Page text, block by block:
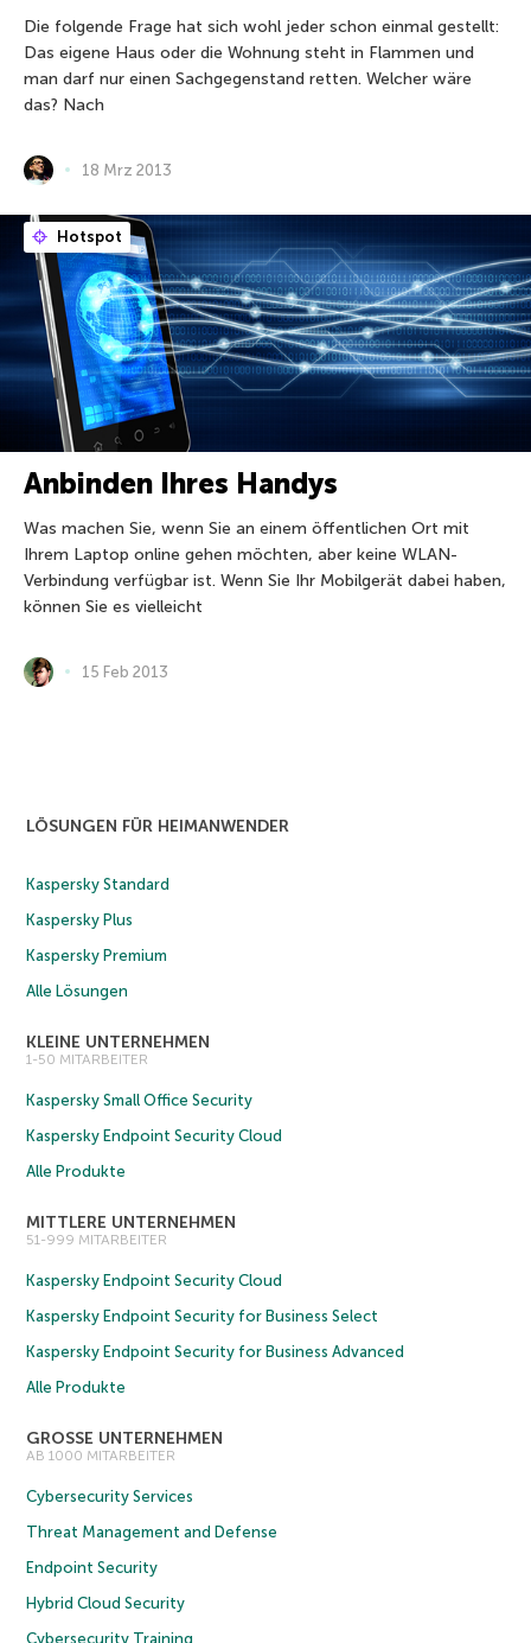
Die folgende Frage hat sich wohl jeder schon einmal gestellt:
Das eigene Haus oder die Wohnung steht in Flammen und
man darf nur einen Sachgegenstand retten. Welcher wäre
das? Nach
18 Mrz 2013
Hotspot
Anbinden Ihres Handys
Was machen Sie, wenn Sie an einem öffentlichen Ort mit
Ihrem Laptop online gehen möchten, aber keine WLAN-
Verbindung verfügbar ist. Wenn Sie Ihr Mobilgerät dabei haben,
können Sie es vielleicht
15 Feb 2013
LÖSUNGEN FÜR HEIMANWENDER
Kaspersky Standard
Kaspersky Plus
Kaspersky Premium
Alle Lösungen
KLEINE UNTERNEHMEN
1-50 MITARBEITER
Kaspersky Small Office Security
Kaspersky Endpoint Security Cloud
Alle Produkte
MITTLERE UNTERNEHMEN
51-999 MITARBEITER
Kaspersky Endpoint Security Cloud
Kaspersky Endpoint Security for Business Select
Kaspersky Endpoint Security for Business Advanced
Alle Produkte
GROSSE UNTERNEHMEN
AB 1000 MITARBEITER
Cybersecurity Services
Threat Management and Defense
Endpoint Security
Hybrid Cloud Security
Cybersecurity Training